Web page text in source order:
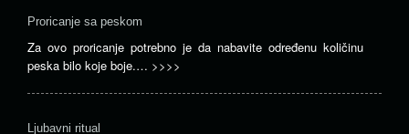
Proricanje sa peskom
Za ovo proricanje potrebno je da nabavite određenu količinu
peska bilo koje boje.… >>>>
Ljubavni ritual